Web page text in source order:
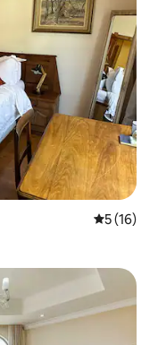
5 de uma
5 (16)